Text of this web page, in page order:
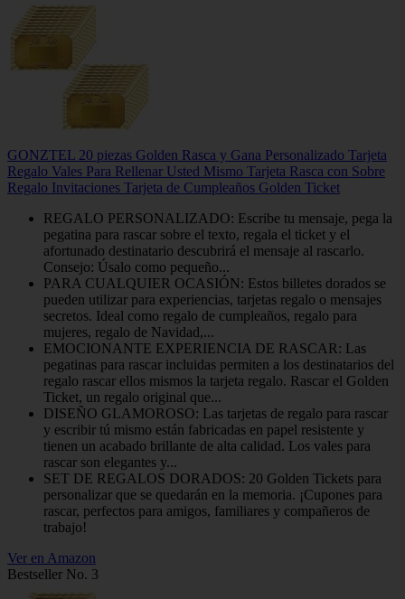
GONZTEL 20 piezas Golden Rasca y Gana Personalizado Tarjeta
Regalo Vales Para Rellenar Usted Mismo Tarjeta Rasca con Sobre
Regalo Invitaciones Tarjeta de Cumpleaños Golden Ticket
REGALO PERSONALIZADO: Escribe tu mensaje, pega la
pegatina para rascar sobre el texto, regala el ticket y el
afortunado destinatario descubrirá el mensaje al rascarlo.
Consejo: Úsalo como pequeño...
PARA CUALQUIER OCASIÓN: Estos billetes dorados se
pueden utilizar para experiencias, tarjetas regalo o mensajes
secretos. Ideal como regalo de cumpleaños, regalo para
mujeres, regalo de Navidad,...
EMOCIONANTE EXPERIENCIA DE RASCAR: Las
pegatinas para rascar incluidas permiten a los destinatarios del
regalo rascar ellos mismos la tarjeta regalo. Rascar el Golden
Ticket, un regalo original que...
DISEÑO GLAMOROSO: Las tarjetas de regalo para rascar
y escribir tú mismo están fabricadas en papel resistente y
tienen un acabado brillante de alta calidad. Los vales para
rascar son elegantes y...
SET DE REGALOS DORADOS: 20 Golden Tickets para
personalizar que se quedarán en la memoria. ¡Cupones para
rascar, perfectos para amigos, familiares y compañeros de
trabajo!
Ver en Amazon
Bestseller No. 3